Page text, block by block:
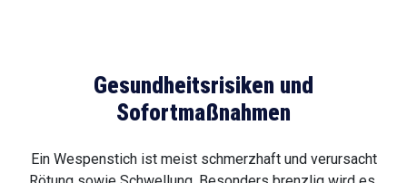
Gesundheitsrisiken und
Sofortmaßnahmen
Ein Wespenstich ist meist schmerzhaft und verursacht